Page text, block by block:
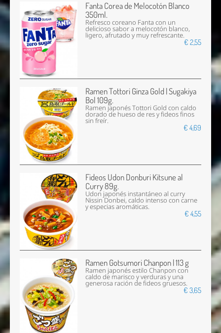
Fanta Corea de Melocotón Blanco
350ml.
Refresco coreano Fanta con un
delicioso sabor a melocotón blanco,
ligero, afrutado y muy refrescante.
€ 2,55
Ramen Tottori Ginza Gold | Sugakiya
Bol 109g.
Ramen japonés Tottori Gold con caldo
dorado de hueso de res y fideos finos
sin freír.
€ 4,69
Fideos Udon Donburi Kitsune al
Curry 89g.
Udon japonés instantáneo al curry
Nissin Donbei, caldo intenso con carne
y especias aromáticas.
€ 4,55
Ramen Gotsumori Chanpon | 113 g
Ramen japonés estilo Chanpon con
caldo de marisco y verduras y una
generosa ración de fideos gruesos.
€ 3,65